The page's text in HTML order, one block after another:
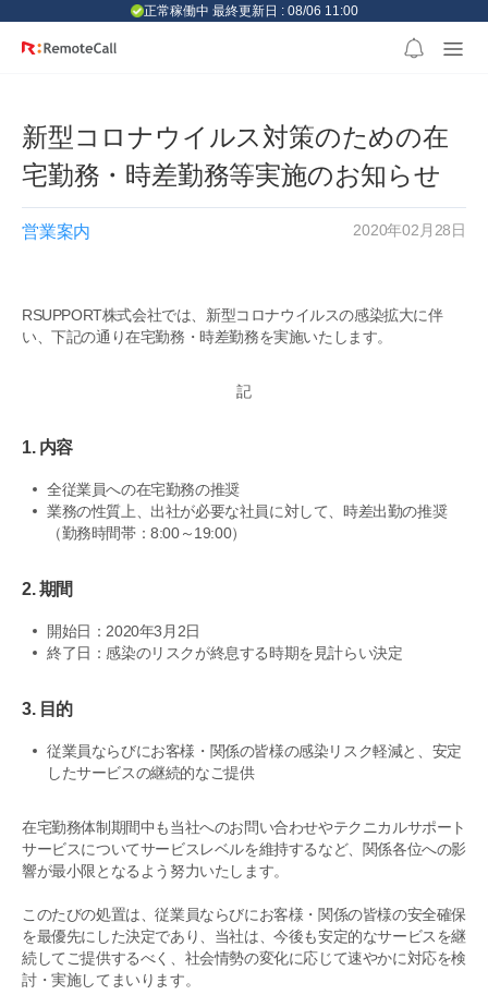
正常稼働中 最終更新日 : 08/06 11:00
新型コロナウイルス対策のための在
宅勤務・時差勤務等実施のお知らせ
営業案内 2020年02月28日
RSUPPORT株式会社では、新型コロナウイルスの感染拡大に伴
い、下記の通り在宅勤務・時差勤務を実施いたします。
記
1. 内容
全従業員への在宅勤務の推奨
業務の性質上、出社が必要な社員に対して、時差出勤の推奨
（勤務時間帯：8:00～19:00）
2. 期間
開始日：2020年3月2日
終了日：感染のリスクが終息する時期を見計らい決定
3. 目的
従業員ならびにお客様・関係の皆様の感染リスク軽減と、安定
したサービスの継続的なご提供
在宅勤務体制期間中も当社へのお問い合わせやテクニカルサポート
サービスについてサービスレベルを維持するなど、関係各位への影
響が最小限となるよう努力いたします。
このたびの処置は、従業員ならびにお客様・関係の皆様の安全確保
を最優先にした決定であり、当社は、今後も安定的なサービスを継
続してご提供するべく、社会情勢の変化に応じて速やかに対応を検
討・実施してまいります。